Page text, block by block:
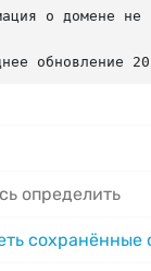
о домене не
обновление
определить
сохранённые